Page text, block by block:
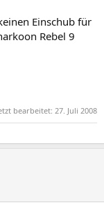
Einschub für
Rebel 9
bearbeitet: 27. Juli 2008